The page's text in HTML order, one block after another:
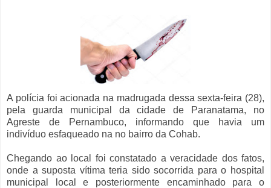
A polícia foi acionada na madrugada dessa sexta-feira (28),
pela guarda municipal da cidade de Paranatama, no
Agreste de Pernambuco, informando que havia um
indivíduo esfaqueado na no bairro da Cohab.
Chegando ao local foi constatado a veracidade dos fatos,
onde a suposta vítima teria sido socorrida para o hospital
municipal local e posteriormente encaminhado para o